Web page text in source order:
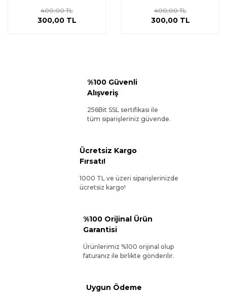
400,00 TL
300,00 TL
400,00 TL
300,00 TL
%100 Güvenli
Alışveriş
256Bit SSL sertifikası ile
tüm siparişleriniz güvende.
Ücretsiz Kargo
Fırsatı!
1000 TL ve üzeri siparişlerinizde
ücretsiz kargo!
%100 Orijinal Ürün
Garantisi
Ürünlerimiz %100 orijinal olup
faturanız ile birlikte gönderilir.
Uygun Ödeme